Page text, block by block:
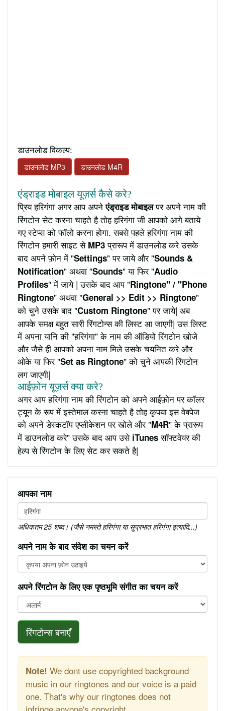
डाउनलोड विकल्प:
डाउनलोड MP3 डाउनलोड M4R
एंड्राइड मोबाइल यूज़र्स कैसे करे?
प्रिय हरिगंगा अगर आप अपनेएंड्राइड मोबाइलपर अपने नाम की
रिंगटोन सेट करना चाहते है तोह हरिगंगा जी आपको आगे बताये
गए स्टेप्स को फॉलो करना होगा. सबसे पहले हरिगंगा नाम की
रिंगटोन हमारी साइट से MP3प्रारूप में डाउनलोड करे उसके
बाद अपने फ़ोन में "Settings" पर जाये और "Sounds &
Notification" अथवा "Sounds" या फिर "Audio
Profiles" में जाये | उसके बाद आप "Ringtone" / "Phone
Ringtone" अथवा "General >> Edit >> Ringtone"
को चुने उसके बाद "Custom Ringtone" पर जाये| अब
आपके समक्ष बहुत सारी रिंगटोन्स की लिस्ट आ जाएगी| उस लिस्ट
में अपना यानि की "हरिगंगा" के नाम की ऑडियो रिंगटोन खोजे
और जैसे ही आपको अपना नाम मिले उसके चयनित करे और
ओके या फिर "Set as Ringtone" को चुने आपकी रिंगटोन
लग जाएगी|
आईफ़ोन यूज़र्स क्या करे?
अगर आप हरिगंगा नाम की रिंगटोन को अपने आईफ़ोन पर कॉलर
ट्यून के रूप में इस्तेमाल करना चाहते है तोह कृपया इस वेबपेज
को अपने डेस्कटॉप एप्लीकेशन पर खोले और "M4R" के प्रारूप
में डाउनलोड करे" उसके बाद आप उसे iTunesसॉफ्टवेयर की
हेल्प से रिंगटोन के लिए सेट कर सकते है|
आपका नाम
अधिकतम 25 शब्द। (जैसे नमस्ते हरिगंगा या सुप्रभात हरिगंगा इत्यादि...)
अपने नाम के बाद संदेश का चयन करें
अपने रिंगटोन के लिए एक पृष्ठभूमि संगीत का चयन करें
रिंगटोन्स बनाएँ
Note! We dont use copyrighted background
music in our ringtones and our voice is a paid
one. That's why our ringtones does not
infringe anyone's copyright.